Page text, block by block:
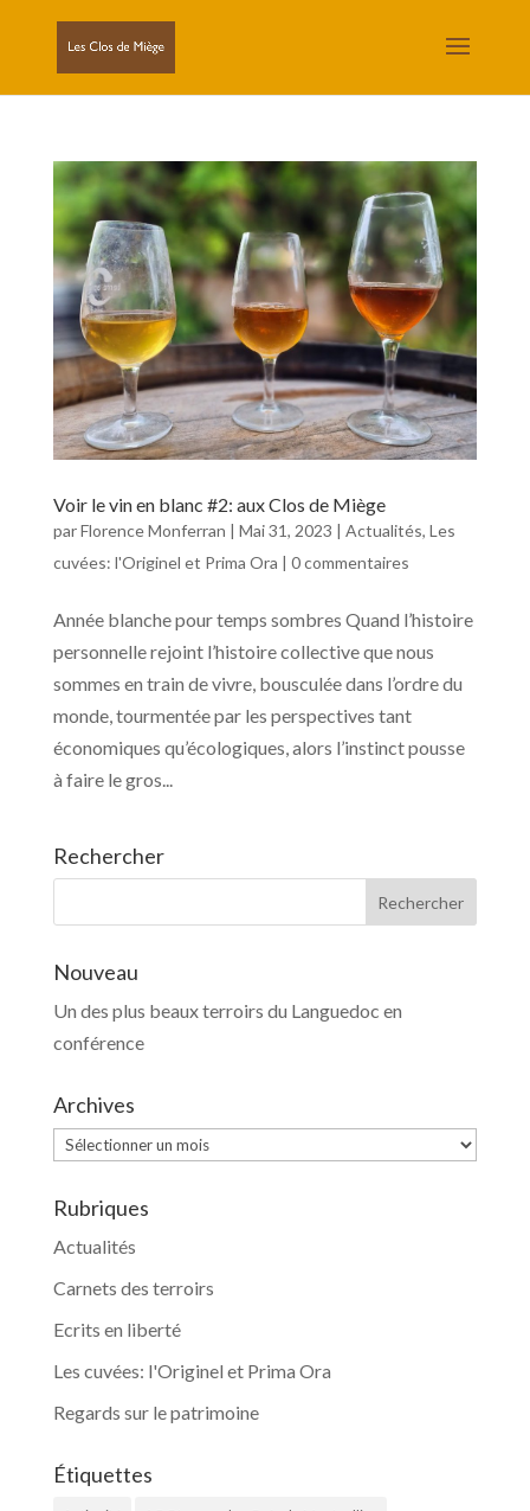
Voir le vin en blanc #2: aux Clos de Miège
parFlorence Monferran | Mai 31, 2023 | Actualités, Les
cuvées: l'Originel et Prima Ora | 0 commentaires
Année blanche pour temps sombres Quand l’histoire
personnelle rejoint l’histoire collective que nous
sommes en train de vivre, bousculée dans l’ordre du
monde, tourmentée par les perspectives tant
économiques qu’écologiques, alors l’instinct pousse
à faire le gros...
Rechercher
Nouveau
Un des plus beaux terroirs du Languedoc en
conférence
Archives
Archives
Rubriques
Actualités
Carnets des terroirs
Ecrits en liberté
Les cuvées: l'Originel et Prima Ora
Regards sur le patrimoine
Étiquettes